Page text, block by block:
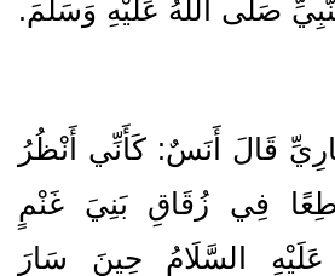
صَلَّى اللَّهُ عَلَيْهِ وَسَلَّمَ.
قَالَ أَنَسٌ: كَأَنِّي أَنْظُرُ
فِي زُقَاقِ بَنِيَ غَنْمٍ
السَّلَامُ حِينَ سَارَ